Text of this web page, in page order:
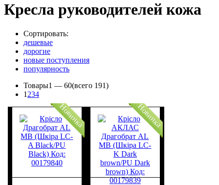
Кресла руководителей кожа
Сортировать:
дешевые
дорогие
новые поступления
популярность
Товары1 — 60(всего 191)
1 234
Новинка Новинка